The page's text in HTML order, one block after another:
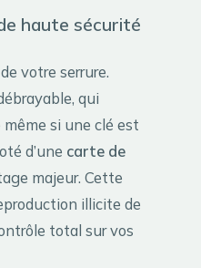
haute sécurité
votre serrure.
qui
même si une clé est
d’une carte de
majeur. Cette
illicite de
total sur vos